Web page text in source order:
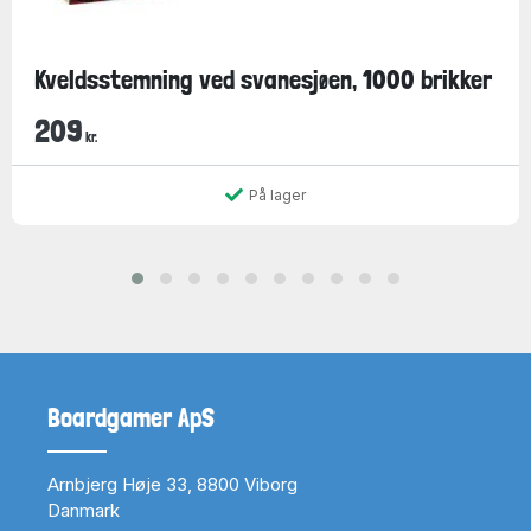
Kveldsstemning ved svanesjøen, 1000 brikker
209 kr.
På lager
Boardgamer ApS
Arnbjerg Høje 33, 8800 Viborg
Danmark